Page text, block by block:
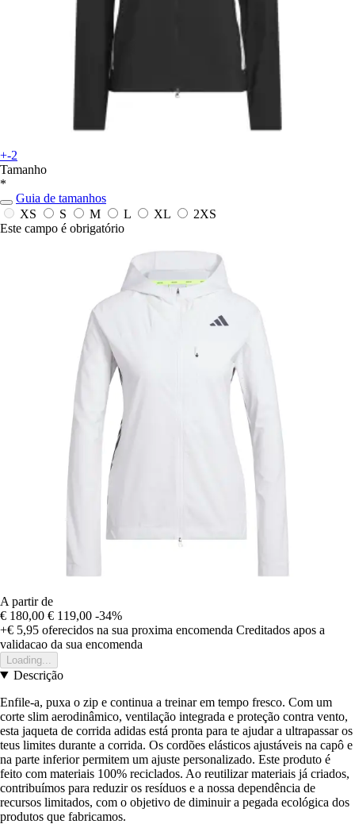
+-2
Tamanho
*
Guia de tamanhos
XS
S M L XL
2XS
Este campo é obrigatório
A partir de
€ 180,00 € 119,00 -34%
+€ 5,95 oferecidos na sua proxima encomenda Creditados apos a
validacao da sua encomenda
Loading...
Descrição
Enfile-a, puxa o zip e continua a treinar em tempo fresco. Com um
corte slim aerodinâmico, ventilação integrada e proteção contra vento,
esta jaqueta de corrida adidas está pronta para te ajudar a ultrapassar os
teus limites durante a corrida. Os cordões elásticos ajustáveis na capô e
na parte inferior permitem um ajuste personalizado. Este produto é
feito com materiais 100% reciclados. Ao reutilizar materiais já criados,
contribuímos para reduzir os resíduos e a nossa dependência de
recursos limitados, com o objetivo de diminuir a pegada ecológica dos
produtos que fabricamos.